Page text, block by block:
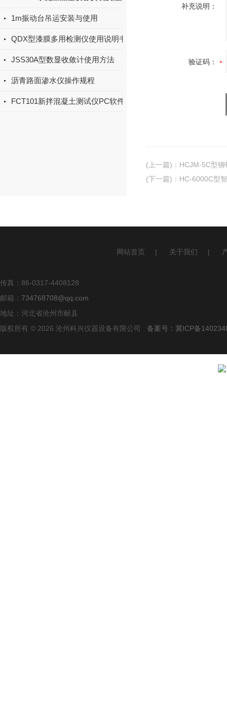
1m振动台吊运安装与使用
QDX型漆膜多用检测仪使用说明书
JSS30A型数显收敛计使用方法
沥青路面渗水仪操作规程
FCT101新拌混凝土测试仪PC软件的使用与操作
补充说明：
验证码：
(上一篇) ： HCJM-5C型
(下一篇) ： HC-6000C型
网站首页 | 关于我们 |
传真：86-0317-4408128
邮箱： 734768708@qq.com
地址：河北省沧州市献县
版权所有 © 2026 沧州科兴仪器设备有限公司 备案号：冀ICP备